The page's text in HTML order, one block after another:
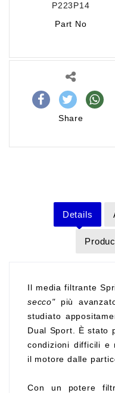
P223P14
Part No
Share
Details
Il media filtrante
secco"più
studiato
Dual Sport. È stato
condizioni difficili e
il motore dalle
Con un potere